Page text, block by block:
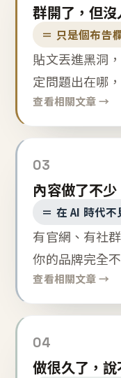
群開了，但沒
＝ 只是個布告
貼文丟進黑洞
定問題出在哪
查看相關文章 →
03
內容做了不
＝ 在 AI 時代不
有官網、有社
你的品牌完全
查看相關文章 →
04
做很久了，說